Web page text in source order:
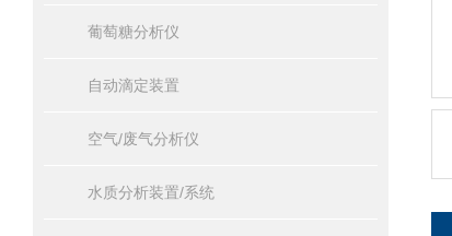
葡萄糖分析仪
自动滴定装置
空气/废气分析仪
水质分析装置/系统